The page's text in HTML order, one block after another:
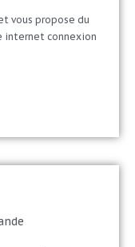
vous propose du
internet connexion